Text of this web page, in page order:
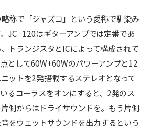
称で「ジャズコ」という愛称で馴染み
JC−120はギターアンプでは定番であ
トランジスタとICによって構成されて
として60W+60Wのパワーアンプと12
ットを2発搭載するステレオとなって
るコーラスをオンにすると、2発のス
側からはドライサウンドを。もう片側
をウェットサウンドを出力するという